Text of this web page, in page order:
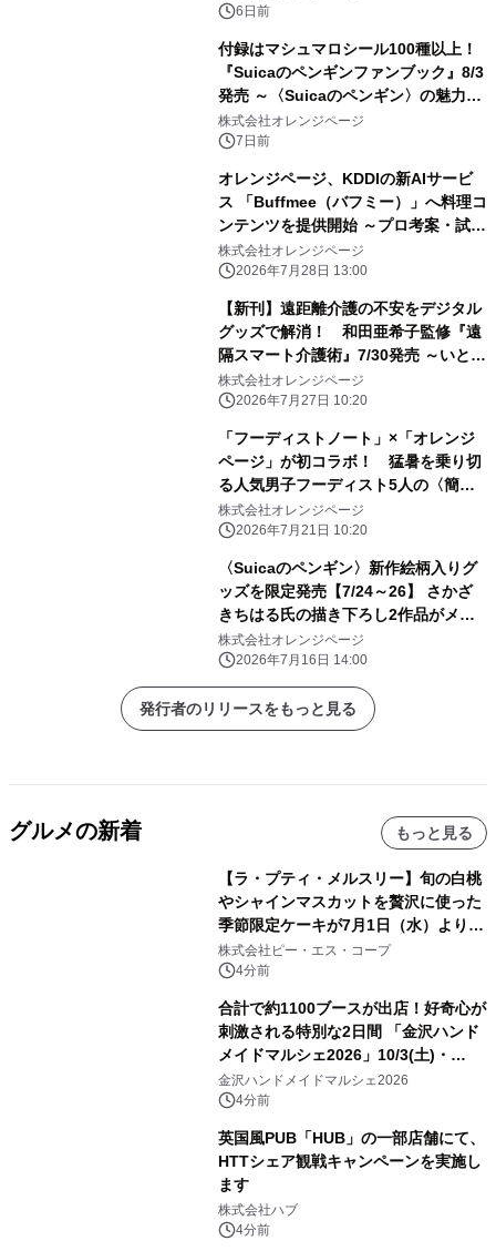
ジページのプログラムを活用
6日前
付録はマシュマロシール100種以上！
『Suicaのペンギンファンブック』8/3
発売 ～〈Suicaのペンギン〉の魅力を
凝縮した四半世紀の集大成～
株式会社オレンジページ
7日前
オレンジページ、KDDIの新AIサービ
ス 「Buffmee（バフミー）」へ料理コ
ンテンツを提供開始 ～プロ考案・試作
済みの「確かなレシピ」で、日々の料
理を成功体験に～
株式会社オレンジページ
2026年7月28日 13:00
【新刊】遠距離介護の不安をデジタル
グッズで解消！ 和田亜希子監修『遠
隔スマート介護術』7/30発売 ～いとう
まい子さんインタビュー「共倒れしな
い介護のヒント」も掲載～
株式会社オレンジページ
2026年7月27日 10:20
「フーディストノート」×「オレンジ
ページ」が初コラボ！ 猛暑を乗り切
る人気男子フーディスト5人の〈簡単
即決！平日メシ〉集、7/21発売
株式会社オレンジページ
2026年7月21日 10:20
〈Suicaのペンギン〉新作絵柄入りグ
ッズを限定発売【7/24～26】 さかざ
きちはる氏の描き下ろし2作品がメイ
ンの全15アイテム 「Suicaの夏まつ
り」動輪の広場会場にてポップアップ
販売
株式会社オレンジページ
2026年7月16日 14:00
発行者のリリースをもっと見る
グルメの新着 もっと見る
【ラ・プティ・メルスリー】旬の白桃
やシャインマスカットを贅沢に使った
季節限定ケーキが7月1日（水）より順
次登場！
株式会社ピー・エス・コープ
4分前
合計で約1100ブースが出店！好奇心が
刺激される特別な2日間 「金沢ハンド
メイドマルシェ2026」10/3(土)・
10/4(日)開催
金沢ハンドメイドマルシェ2026
4分前
英国風PUB「HUB」の一部店舗にて、
HTTシェア観戦キャンペーンを実施し
ます
株式会社ハブ
4分前